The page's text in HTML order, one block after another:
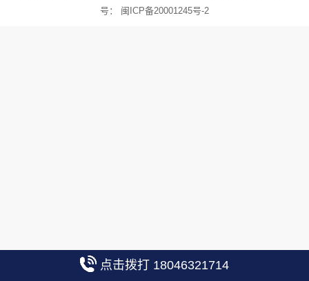
号： 闽ICP备20001245号-2
点击拨打 18046321714